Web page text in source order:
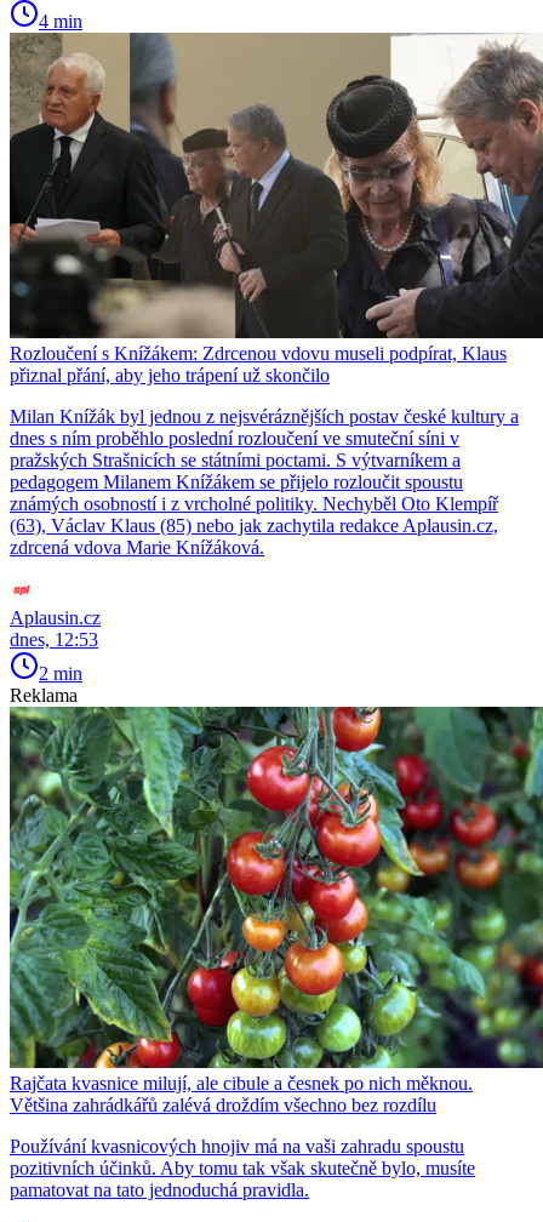
4 min
Rozloučení s Knížákem: Zdrcenou vdovu museli podpírat, Klaus
přiznal přání, aby jeho trápení už skončilo
Milan Knížák byl jednou z nejsvéráznějších postav české kultury a
dnes s ním proběhlo poslední rozloučení ve smuteční síni v
pražských Strašnicích se státními poctami. S výtvarníkem a
pedagogem Milanem Knížákem se přijelo rozloučit spoustu
známých osobností i z vrcholné politiky. Nechyběl Oto Klempíř
(63), Václav Klaus (85) nebo jak zachytila redakce Aplausin.cz,
zdrcená vdova Marie Knížáková.
Aplausin.cz
dnes, 12:53
2 min
Reklama
Rajčata kvasnice milují, ale cibule a česnek po nich měknou.
Většina zahrádkářů zalévá droždím všechno bez rozdílu
Používání kvasnicových hnojiv má na vaši zahradu spoustu
pozitivních účinků. Aby tomu tak však skutečně bylo, musíte
pamatovat na tato jednoduchá pravidla.